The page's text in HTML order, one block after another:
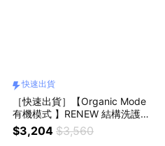
快速出貨
［快速出貨］【Organic Mode
有機模式 】RENEW 結構洗護組
(300ml)
$3,204 $3,560